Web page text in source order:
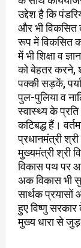
उद्देश है कि
और भी विकसित
रूप में विकसित
में भी शिक्षा व
को बेहतर करने,
पक्की सड़कें,
पुल-पुलिया व
स्वास्थ्य के
कटिबद्ध हैं।
प्रधानमंत्री
मुख्यमंत्री श्री
विकास पथ पर
अक विकास भी
सार्थक प्रयासों
हुए विष्णु सरकार
मुख्य धारा से